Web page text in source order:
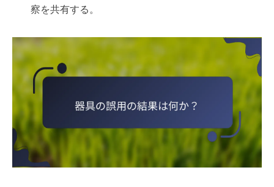
察を共有する。